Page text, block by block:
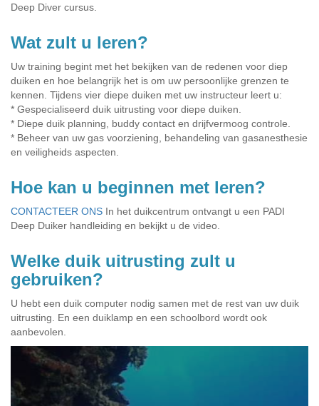
Deep Diver cursus.
Wat zult u leren?
Uw training begint met het bekijken van de redenen voor diep
duiken en hoe belangrijk het is om uw persoonlijke grenzen te
kennen. Tijdens vier diepe duiken met uw instructeur leert u:
* Gespecialiseerd duik uitrusting voor diepe duiken.
* Diepe duik planning, buddy contact en drijfvermoog controle.
* Beheer van uw gas voorziening, behandeling van gasanesthesie
en veiligheids aspecten.
Hoe kan u beginnen met leren?
CONTACTEER ONS In het duikcentrum ontvangt u een PADI
Deep Duiker handleiding en bekijkt u de video.
Welke duik uitrusting zult u
gebruiken?
U hebt een duik computer nodig samen met de rest van uw duik
uitrusting. En een duiklamp en een schoolbord wordt ook
aanbevolen.